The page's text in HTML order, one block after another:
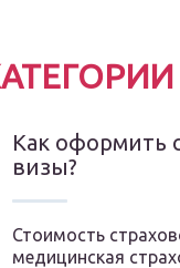
Как оформить
визы?
Стоимость
медицинская